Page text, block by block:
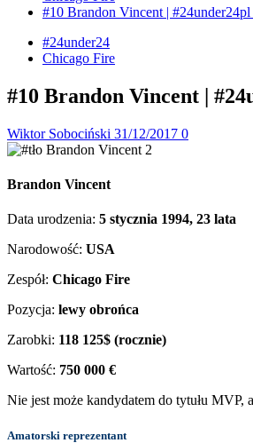
#10 Brandon Vincent |
#24under24
Chicago Fire
#10 Brandon Vincent |
Wiktor Sobociński 31/12/2017 0
Brandon Vincent
Data urodzenia: 5 stycznia 1994, 23 lata
Narodowość: USA
Zespół: Chicago Fire
Pozycja: lewy obrońca
Zarobki: 118 125$ (rocznie)
Wartość: 750 000 €
Nie jest może kandydatem do tytułu
Amatorski reprezentant